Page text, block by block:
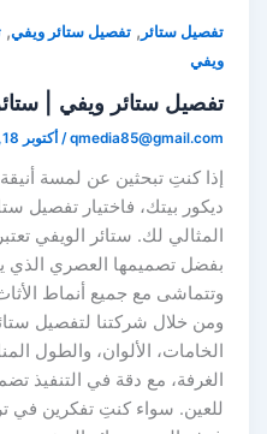
تفصيل ستائر ,تفصيل ستائر ويفي,
ويفي
تفصيل ستائر ويفي |
qmedia85@gmail.com
/ أكتوبر 18, 2025
إذا كنتِ تبحثين عن لمسة
ديكور بيتك، فاختيار تفصيل
المثالي لك. ستائر الويفي
بفضل تصميمها العصري الذي
وتتماشى مع جميع أنماط
ومن خلال شركتنا لتفصيل
الخامات، الألوان، والطول
الغرفة، مع دقة في التنفيذ
للعين. سواء كنتِ تفكرين في